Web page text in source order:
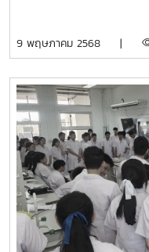
9 พฤษภาคม 2568 |